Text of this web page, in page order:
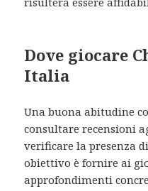
Dove giocare
Italia
Una buona abitudine
consultare recensioni
verificare la presenza
obiettivo è fornire ai
approfondimenti